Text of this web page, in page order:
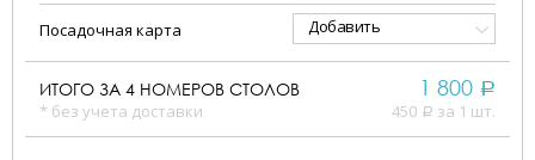
Посадочная карта Добавить
ИТОГО ЗА 4 НОМЕРОВ СТОЛОВ
* без учета доставки
1 800 a
450 a за 1 шт.